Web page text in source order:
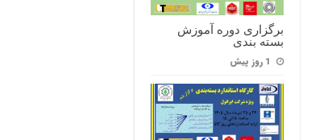
برگزاری دوره آموزش
بسته بندی
1 روز پیش